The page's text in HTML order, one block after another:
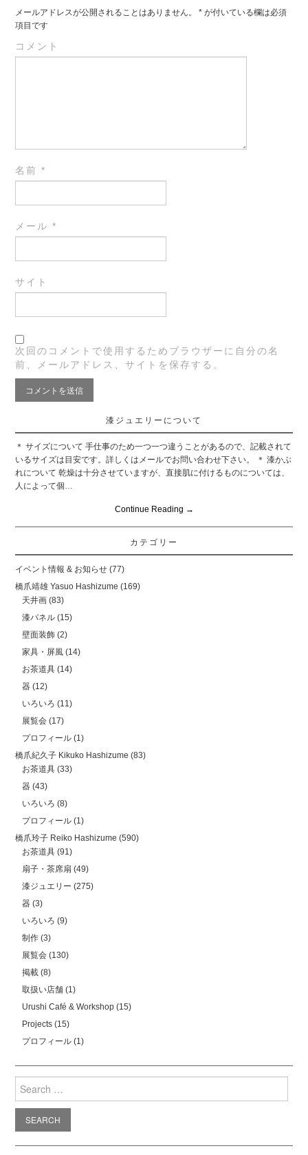
メールアドレスが公開されることはありません。 * が付いている欄は必須
項目です
コメント
名前*
メール*
サイト
次回のコメントで使用するためブラウザーに自分の名
前、メールアドレス、サイトを保存する。
漆ジュエリーについて
＊ サイズについて 手仕事のため一つ一つ違うことがあるので、記載されて
いるサイズは目安です。詳しくはメールでお問い合わせ下さい。 ＊ 漆かぶ
れについて 乾燥は十分させていますが、直接肌に付けるものについては、
人によって個…
Continue Reading →
カテゴリー
イベント情報 & お知らせ (77)
橋爪靖雄 Yasuo Hashizume (169)
天井画 (83)
漆パネル (15)
壁面装飾 (2)
家具・屏風 (14)
お茶道具 (14)
器 (12)
いろいろ (11)
展覧会 (17)
プロフィール (1)
橋爪紀久子 Kikuko Hashizume (83)
お茶道具 (33)
器 (43)
いろいろ (8)
プロフィール (1)
橋爪玲子 Reiko Hashizume (590)
お茶道具 (91)
扇子・茶席扇 (49)
漆ジュエリー (275)
器 (3)
いろいろ (9)
制作 (3)
展覧会 (130)
掲載 (8)
取扱い店舗 (1)
Urushi Café & Workshop (15)
Projects (15)
プロフィール (1)
for: